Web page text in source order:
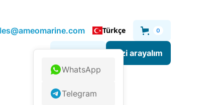
Türkçe 0
WhatsApp
Telegram
Sizi arayalım